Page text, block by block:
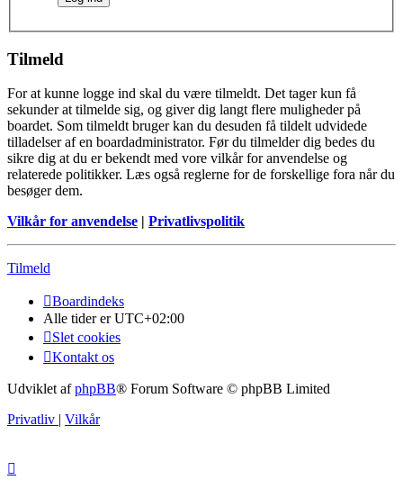
Tilmeld
For at kunne logge ind skal du være tilmeldt. Det tager kun få
sekunder at tilmelde sig, og giver dig langt flere muligheder på
boardet. Som tilmeldt bruger kan du desuden få tildelt udvidede
tilladelser af en boardadministrator. Før du tilmelder dig bedes du
sikre dig at du er bekendt med vore vilkår for anvendelse og
relaterede politikker. Læs også reglerne for de forskellige fora når du
besøger dem.
Vilkår for anvendelse | Privatlivspolitik
Tilmeld
Boardindeks
Alle tider erUTC+02:00
Slet cookies
Kontakt os
Udviklet afphpBB® Forum Software © phpBB Limited
Privatliv | Vilkår